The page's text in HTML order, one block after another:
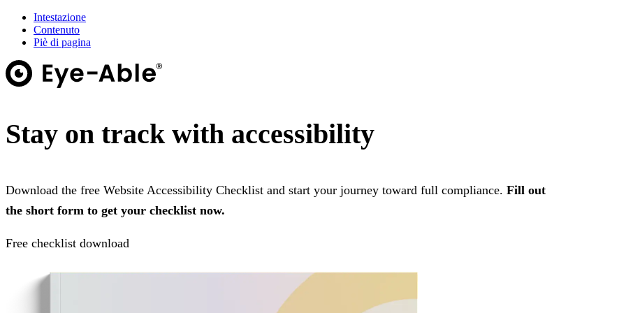
Intestazione
Contenuto
Piè di pagina
Stay on track with accessibility
Download the free Website Accessibility Checklist and start your journey toward full compliance. Fill out
the short form to get your checklist now.
Free checklist download